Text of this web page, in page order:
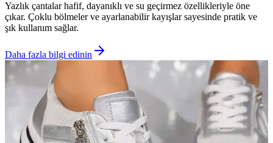
Yazlık çantalar hafif, dayanıklı ve su geçirmez özellikleriyle öne
çıkar. Çoklu bölmeler ve ayarlanabilir kayışlar sayesinde pratik ve
şık kullanım sağlar.
Daha fazla bilgi edinin